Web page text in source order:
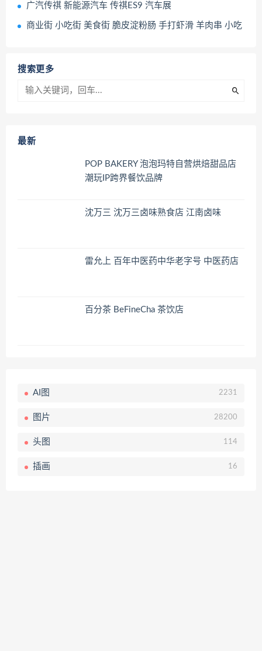
广汽传祺 新能源汽车 传祺ES9 汽车展
商业街 小吃街 美食街 脆皮淀粉肠 手打虾滑 羊肉串 小吃
搜索更多
最新
POP BAKERY 泡泡玛特自营烘焙甜品店
潮玩IP跨界餐饮品牌
沈万三 沈万三卤味熟食店 江南卤味
雷允上 百年中医药中华老字号 中医药店
百分茶 BeFineCha 茶饮店
AI图 2231
图片 28200
头图 114
插画 16